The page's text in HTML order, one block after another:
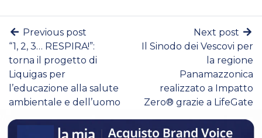
Previous post
“1, 2, 3… RESPIRA!”:
torna il progetto di
Liquigas per
l’educazione alla salute
ambientale e dell’uomo
Next post
Il Sinodo dei Vescovi per
la regione
Panamazzonica
realizzato a Impatto
Zero® grazie a LifeGate